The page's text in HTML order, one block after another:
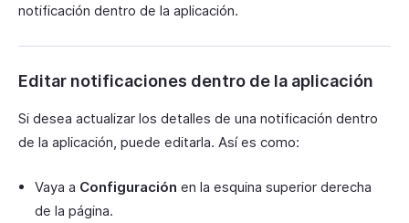
notificación dentro de la aplicación.
Editar notificaciones dentro de la aplicación
Si desea actualizar los detalles de una notificación dentro
de la aplicación, puede editarla. Así es como:
Vaya a Configuración en la esquina superior derecha
de la página.